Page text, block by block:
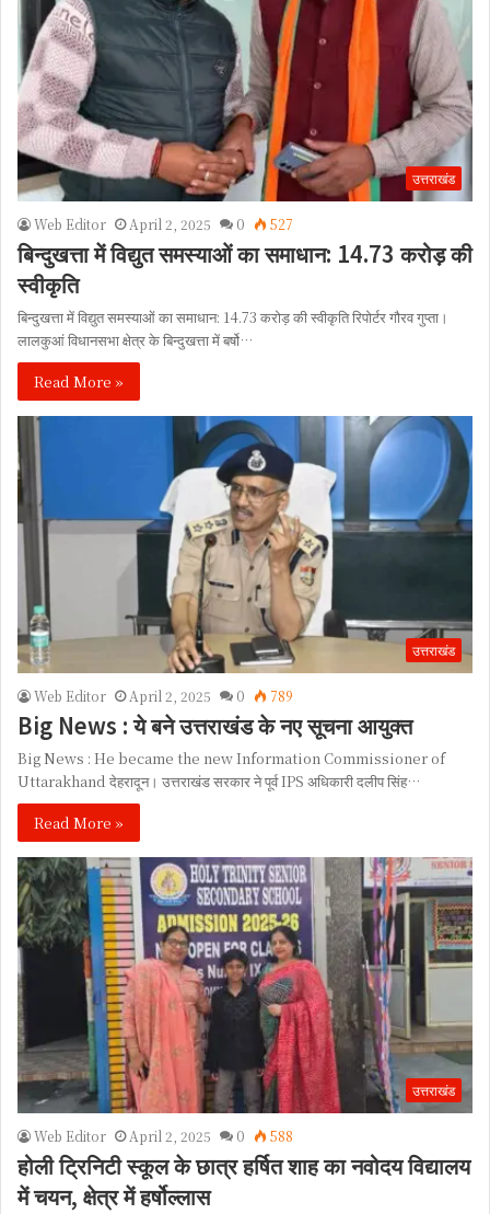
उत्तराखंड
Web Editor April 2, 2025 0 527
बिन्दुखत्ता में विद्युत समस्याओं का समाधान: 14.73 करोड़ की
स्वीकृति
बिन्दुखत्ता में विद्युत समस्याओं का समाधान: 14.73 करोड़ की स्वीकृति रिपोर्टर गौरव गुप्ता।
लालकुआं विधानसभा क्षेत्र के बिन्दुखत्ता में बर्षो…
Read More »
उत्तराखंड
Web Editor April 2, 2025 0 789
Big News : ये बने उत्तराखंड के नए सूचना आयुक्त
Big News : He became the new Information Commissioner of
Uttarakhand देहरादून। उत्तराखंड सरकार ने पूर्व IPS अधिकारी दलीप सिंह…
Read More »
उत्तराखंड
Web Editor April 2, 2025 0 588
होली ट्रिनिटी स्कूल के छात्र हर्षित शाह का नवोदय विद्यालय
में चयन, क्षेत्र में हर्षोल्लास